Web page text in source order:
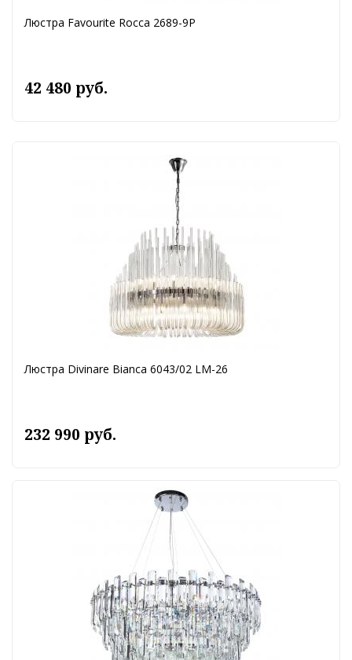
Люстра Favourite Rocca 2689-9P
42 480 руб.
Люстра Divinare Bianca 6043/02 LM-26
232 990 руб.